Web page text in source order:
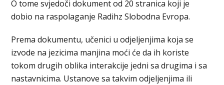
O tome svјedoči dokument od 20 stranica koji je
dobio na raspolaganje Radihz Slobodna Evropa.
Prema dokumentu, učenici u odjeljenjima koja se
izvode na jezicima manjina moći će da ih koriste
tokom drugih oblika interakcije jedni sa drugima i sa
nastavnicima. Ustanove sa takvim odjeljenjima ili